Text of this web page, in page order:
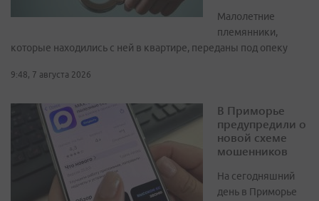
Малолетние
племянники,
которые находились с ней в квартире, переданы под опеку
9:48, 7 августа 2026
В Приморье
предупредили о
новой схеме
мошенников
На сегодняшний
день в Приморье